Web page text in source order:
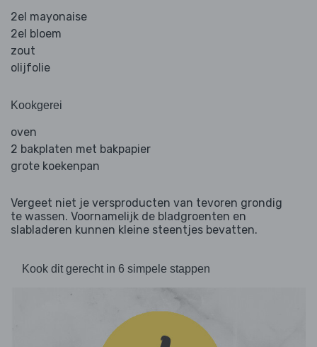
2el mayonaise
2el bloem
zout
olijfolie
Kookgerei
oven
2 bakplaten met bakpapier
grote koekenpan
Vergeet niet je versproducten van tevoren grondig
te wassen. Voornamelijk de bladgroenten en
slabladeren kunnen kleine steentjes bevatten.
Kook dit gerecht in 6 simpele stappen